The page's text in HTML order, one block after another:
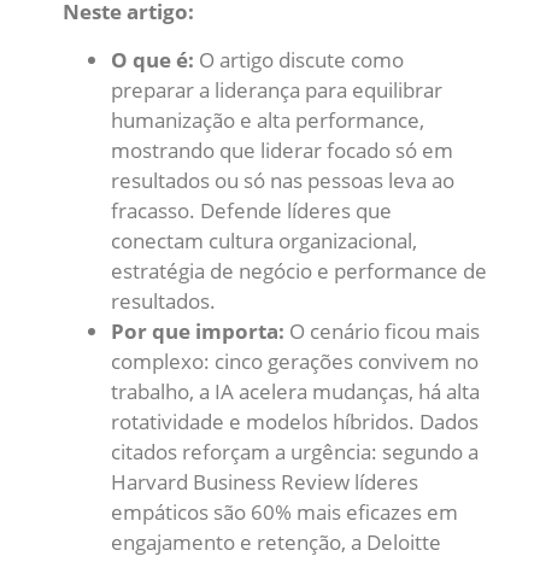
Neste artigo:
O que é: O artigo discute como
preparar a liderança para equilibrar
humanização e alta performance,
mostrando que liderar focado só em
resultados ou só nas pessoas leva ao
fracasso. Defende líderes que
conectam cultura organizacional,
estratégia de negócio e performance de
resultados.
Por que importa: O cenário ficou mais
complexo: cinco gerações convivem no
trabalho, a IA acelera mudanças, há alta
rotatividade e modelos híbridos. Dados
citados reforçam a urgência: segundo a
Harvard Business Review líderes
empáticos são 60% mais eficazes em
engajamento e retenção, a Deloitte